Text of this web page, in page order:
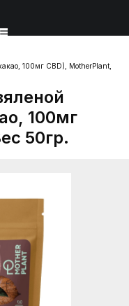
100мг CBD), MotherPlant,
100мг
50гр.